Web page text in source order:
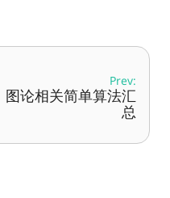
Prev:
图论相关简单算法汇
总